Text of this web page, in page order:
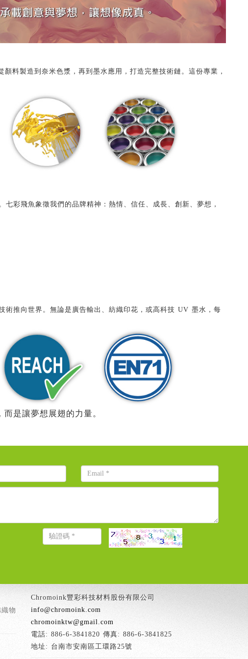
料製造到奈米色漿，再到墨水應用，打造完整技術鏈。這份專業，
彩飛魚象徵我們的品牌精神：熱情、信任、成長、創新、夢想，
推向世界。無論是廣告輸出、紡織印花，或高科技 UV 墨水，每
而是讓夢想展翅的力量。
物
Chromoink豐彩科技材料股份有限公司
info@chromoink.com
chromoinktw@gmail.com
電話: 886-6-3841820 傳真: 886-6-3841825
地址: 台南市安南區工環路25號